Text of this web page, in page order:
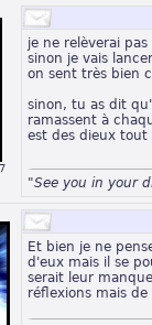
je ne relèverai
sinon je vais
on sent très bien
sinon, tu as dit
ramassent à
est des dieux tout
"See you in your
Et bien je ne
d'eux mais il se
serait leur
réflexions mais